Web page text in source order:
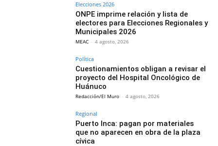
Elecciones 2026
ONPE imprime relación y lista de
electores para Elecciones Regionales y
Municipales 2026
MEAC - 4 agosto, 2026
Política
Cuestionamientos obligan a revisar el
proyecto del Hospital Oncológico de
Huánuco
Redacción/El Muro - 4 agosto, 2026
Regional
Puerto Inca: pagan por materiales
que no aparecen en obra de la plaza
cívica